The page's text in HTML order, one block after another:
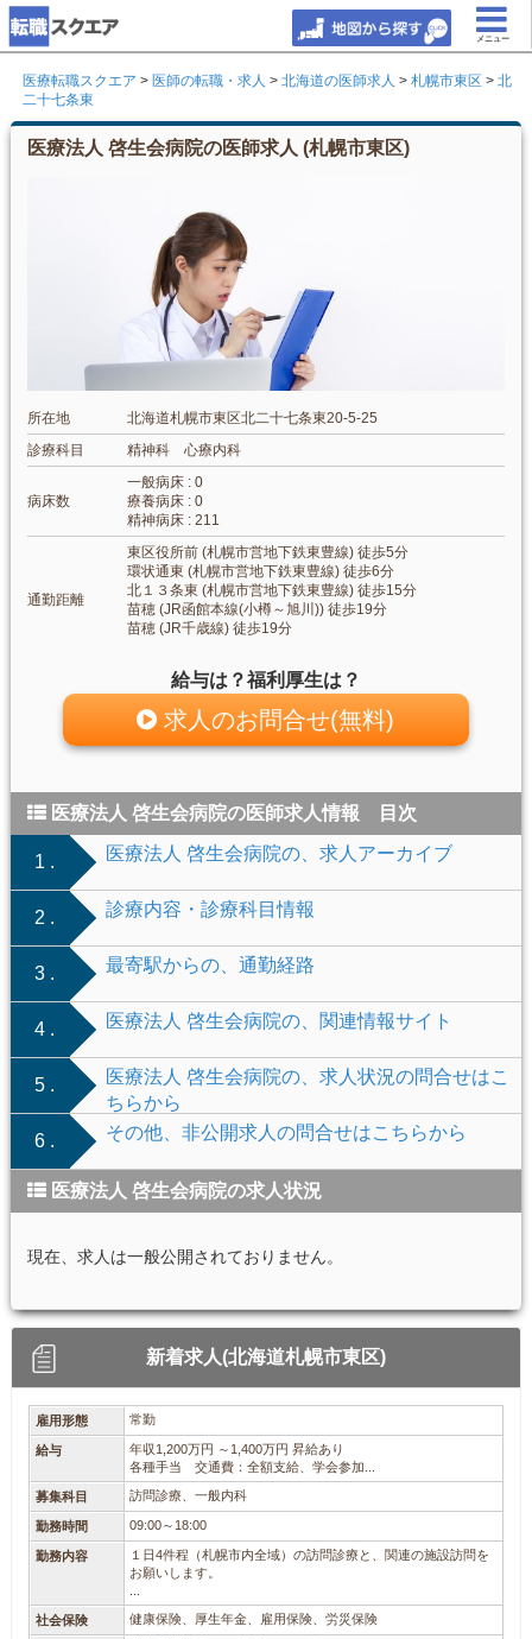
メニュー
医療転職スクエア > 医師の転職・求人 > 北海道の医師求人 > 札幌市東区 > 北
二十七条東
医療法人 啓生会病院の医師求人 (札幌市東区)
所在地
北海道札幌市東区北二十七条東20-5-25
診療科目
精神科 心療内科
病床数
一般病床 : 0
療養病床 : 0
精神病床 : 211
通勤距離
東区役所前 (札幌市営地下鉄東豊線) 徒歩5分
環状通東 (札幌市営地下鉄東豊線) 徒歩6分
北１３条東 (札幌市営地下鉄東豊線) 徒歩15分
苗穂 (JR函館本線(小樽～旭川)) 徒歩19分
苗穂 (JR千歳線) 徒歩19分
給与は？福利厚生は？
求人のお問合せ(無料)
医療法人 啓生会病院の医師求人情報 目次
1 . 医療法人 啓生会病院の、求人アーカイブ
2 . 診療内容・診療科目情報
3 . 最寄駅からの、通勤経路
4 . 医療法人 啓生会病院の、関連情報サイト
5 .
医療法人 啓生会病院の、求人状況の問合せはこ
ちらから
6 .
その他、非公開求人の問合せはこちらから
医療法人 啓生会病院の求人状況
現在、求人は一般公開されておりません。
新着求人(北海道札幌市東区)
雇用形態 常勤
給与
年収1,200万円 ～1,400万円 昇給あり
各種手当 交通費：全額支給、学会参加...
募集科目 訪問診療、一般内科
勤務時間 09:00～18:00
勤務内容
１日4件程（札幌市内全域）の訪問診療と、関連の施設訪問を
お願いします。
社会保険 健康保険、厚生年金、雇用保険、労災保険